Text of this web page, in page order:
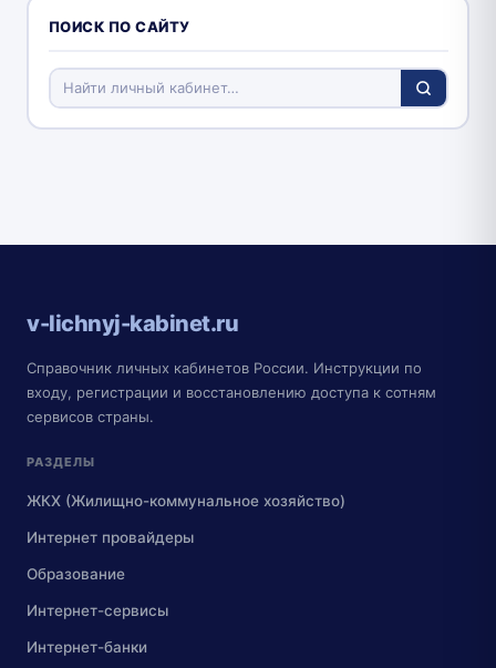
ПОИСК ПО САЙТУ
v-lichnyj-kabinet.ru
Справочник личных кабинетов России. Инструкции по
входу, регистрации и восстановлению доступа к сотням
сервисов страны.
РАЗДЕЛЫ
ЖКХ (Жилищно-коммунальное хозяйство)
Интернет провайдеры
Образование
Интернет-сервисы
Интернет-банки